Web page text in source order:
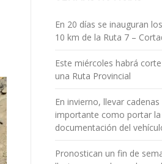
En 20 días se inauguran
10 km de la Ruta 7 –
Este miércoles habrá
una Ruta Provincial
En invierno, llevar
importante como portar la
documentación del
Pronostican un fin de